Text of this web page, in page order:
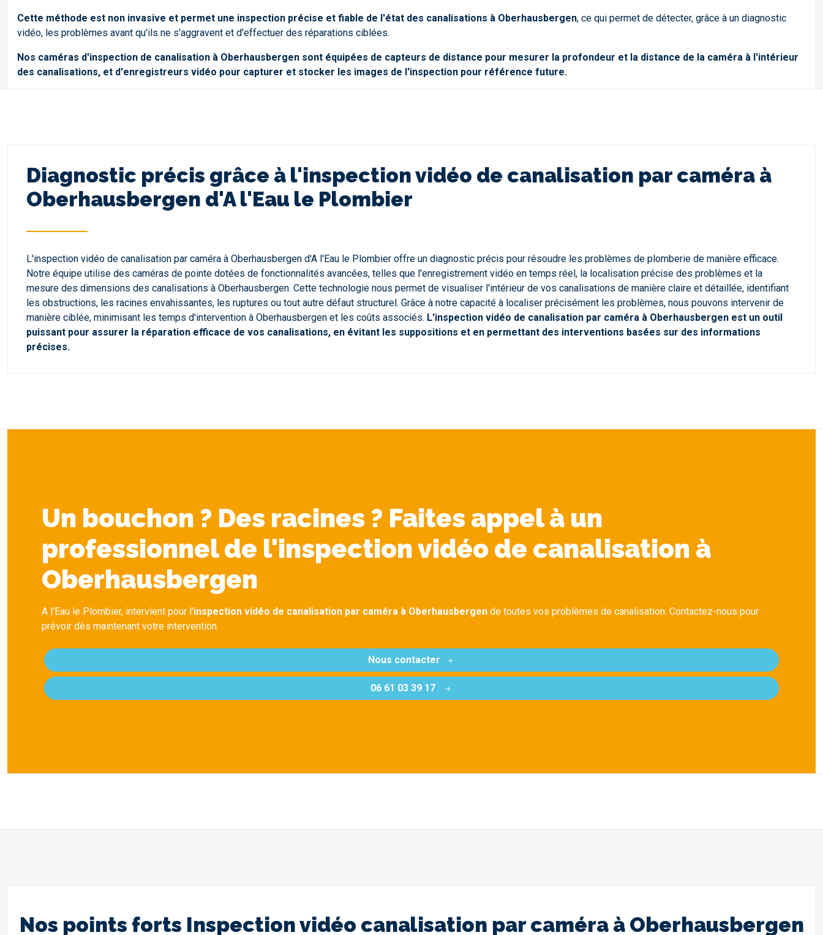
Cette méthode est non invasive et permet une inspection précise et fiable de l'état des canalisations à Oberhausbergen, ce qui permet de détecter, grâce à un diagnostic
vidéo, les problèmes avant qu'ils ne s'aggravent et d'effectuer des réparations ciblées.
Nos caméras d'inspection de canalisation à Oberhausbergen sont équipées de capteurs de distance pour mesurer la profondeur et la distance de la caméra à l'intérieur
des canalisations, et d'enregistreurs vidéo pour capturer et stocker les images de l'inspection pour référence future.
Diagnostic précis grâce à l'inspection vidéo de canalisation par caméra à
Oberhausbergen d'A l'Eau le Plombier
L'inspection vidéo de canalisation par caméra à Oberhausbergen d'A l'Eau le Plombier offre un diagnostic précis pour résoudre les problèmes de plomberie de manière efficace.
Notre équipe utilise des caméras de pointe dotées de fonctionnalités avancées, telles que l'enregistrement vidéo en temps réel, la localisation précise des problèmes et la
mesure des dimensions des canalisations à Oberhausbergen. Cette technologie nous permet de visualiser l'intérieur de vos canalisations de manière claire et détaillée, identifiant
les obstructions, les racines envahissantes, les ruptures ou tout autre défaut structurel. Grâce à notre capacité à localiser précisément les problèmes, nous pouvons intervenir de
manière ciblée, minimisant les temps d'intervention à Oberhausbergen et les coûts associés. L'inspection vidéo de canalisation par caméra à Oberhausbergen est un outil
puissant pour assurer la réparation efficace de vos canalisations, en évitant les suppositions et en permettant des interventions basées sur des informations
précises.
Un bouchon ? Des racines ? Faites appel à un
professionnel de l'inspection vidéo de canalisation à
Oberhausbergen
A l'Eau le Plombier, intervient pour l'inspection vidéo de canalisation par caméra à Oberhausbergen de toutes vos problèmes de canalisation. Contactez-nous pour
prévoir dès maintenant votre intervention.
Nous contacter
06 61 03 39 17
Nos points forts Inspection vidéo canalisation par caméra à Oberhausbergen